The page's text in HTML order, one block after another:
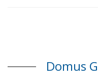
Domus